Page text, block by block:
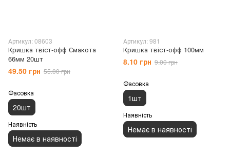
Артикул: 08603
Кришка твіст-офф Смакота
66мм 20шт
49.50 грн 55.00 грн
Фасовка
20шт
Наявність
Немає в наявності
Артикул: 981
Кришка твіст-офф 100мм
8.10 грн 9.00 грн
Фасовка
1шт
Наявність
Немає в наявності